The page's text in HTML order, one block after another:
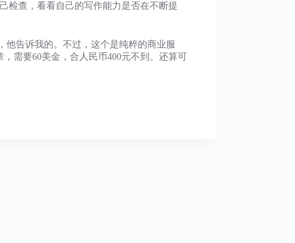
检查，看看自己的写作能力是否在不断提
他告诉我的。不过，这个是纯粹的商业服
需要60美金，合人民币400元不到。还算可